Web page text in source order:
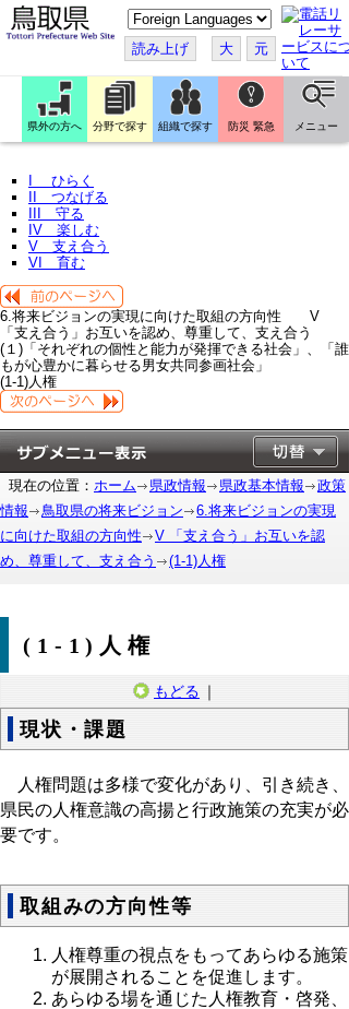
こ
の
ペ
ー
ジ
翻
訳
す
読み上げ 大 元
県外の方へ 分野で探す 組織で探す 防災 緊急 メニュー
I ひらく
II つなげる
III 守る
IV 楽しむ
V 支え合う
VI 育む
6.将来ビジョンの実現に向けた取組の方向性 V
「支え合う」お互いを認め、尊重して、支え合う
(１)「それぞれの個性と能力が発揮できる社会」、「誰
もが心豊かに暮らせる男女共同参画社会」
(1-1)人権
現在の位置： ホーム 県政情報 県政基本情報
政策
情報
鳥取県の将来ビジョン
6.将来ビジョンの実現
に向けた取組の方向性
V 「支え合う」お互いを認
め、尊重して、支え合う
(1-1)人権
(1-1)人権
もどる ｜
現状・課題
人権問題は多様で変化があり、引き続き、
県民の人権意識の高揚と行政施策の充実が必
要です。
取組みの方向性等
人権尊重の視点をもってあらゆる施策
が展開されることを促進します。
あらゆる場を通じた人権教育・啓発、